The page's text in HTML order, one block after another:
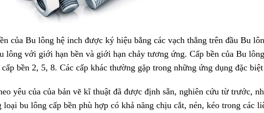
của Bu lông hệ inch được ký hiệu bằng các vạch thẳng trên đầu Bu
lông với giới hạn bền và giới hạn chảy tương ứng. Cấp bền của Bu
cấp bền 2, 5, 8. Các cấp khác thường gặp trong những ứng dụng đặc
yêu của của bản vẽ kĩ thuật đã được định sẵn, nghiên cứu từ trước,
loại bu lông cấp bền phù hợp có khả năng chịu cắt, nén, kéo trong các